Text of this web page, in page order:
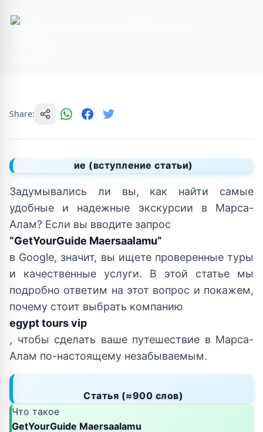
Share:
ие (вступление статьи)
Задумывались ли вы, как найти самые
удобные и надежные экскурсии в Марса-
Алам? Если вы вводите запрос
“GetYourGuide Maersaalamu”
в Google, значит, вы ищете проверенные туры
и качественные услуги. В этой статье мы
подробно ответим на этот вопрос и покажем,
почему стоит выбрать компанию
egypt tours vip
, чтобы сделать ваше путешествие в Марса-
Алам по-настоящему незабываемым.
Статья (≈900 слов)
Что такое
GetYourGuide Maersaalamu